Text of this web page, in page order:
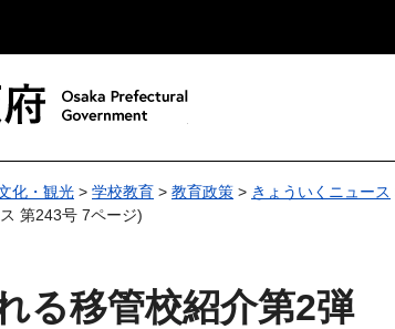
化・観光 > 学校教育 > 教育政策 > きょういくニュース
第243号 7ページ)
る移管校紹介第2